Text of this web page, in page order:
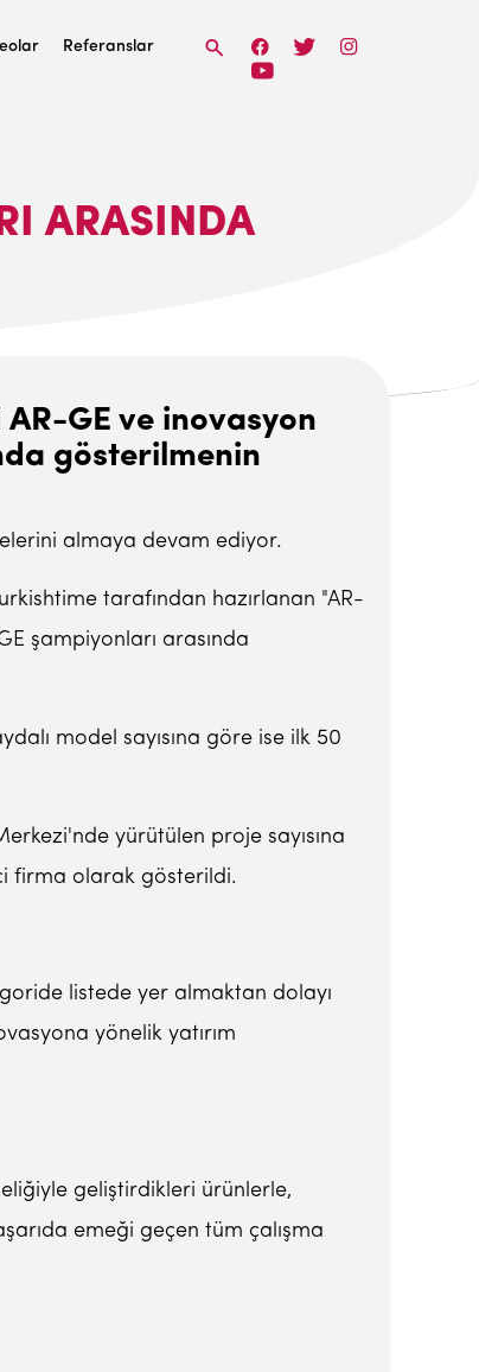
Referanslar
ARASINDA
GE ve inovasyon
gösterilmenin
almaya devam ediyor.
tarafından hazırlanan "AR-
şampiyonları arasında
model sayısına göre ise ilk 50
yürütülen proje sayısına
firma olarak gösterildi.
listede yer almaktan dolayı
yönelik yatırım
geliştirdikleri ürünlerle,
emeği geçen tüm çalışma